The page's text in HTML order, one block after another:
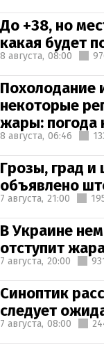
До +38, но
какая будет
8 августа, 08:00
Похолодание
некоторые
жары: погода
8 августа, 06:46
Грозы, град и
объявлено
7 августа, 21:00
В Украине
отступит
7 августа, 20:00
Синоптик
следует
7 августа, 08:00